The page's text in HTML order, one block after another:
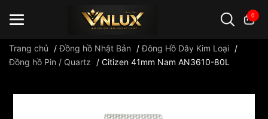
0
Trang chủ /Đồng hồ Nhật Bản /Đông Hồ Dây Kim Loại /
Đồng hồ Pin / Quartz
/ Citizen 41mm Nam AN3610-80L